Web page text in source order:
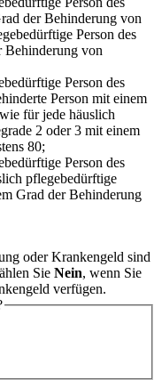
der Behinderung von
Person des
Behinderung von
Person des
Person mit einem
für jede häuslich
2 oder 3 mit einem
80;
Person des
pflegebedürftige
Grad der Behinderung
oder Krankengeld sind
Sie Nein, wenn Sie
verfügen.